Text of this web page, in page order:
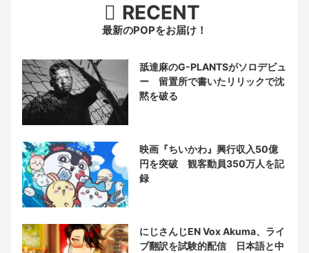
RECENT
最新のPOPをお届け！
舐達麻のG-PLANTSがソロデビュ
ー 留置所で書いたリリックで沈
黙を破る
映画『ちいかわ』興行収入50億
円を突破 観客動員350万人を記
録
にじさんじEN Vox Akuma、ライ
ブ翻訳を試験的配信 日本語と中